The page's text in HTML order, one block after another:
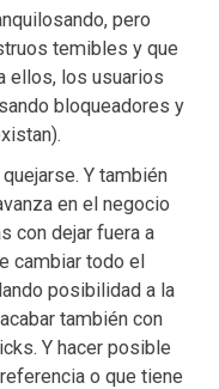
pero
temibles y que
ellos, los usuarios
bloqueadores y
Y también
en el negocio
con dejar fuera a
cambiar todo el
posibilidad a la
también con
Y hacer posible
o que tiene